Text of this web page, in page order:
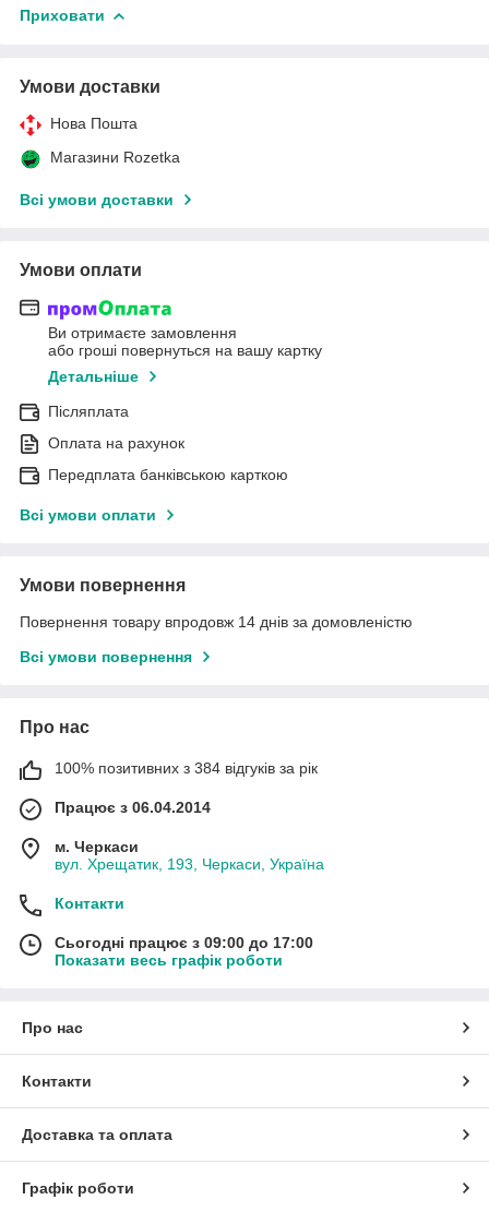
Приховати
Умови доставки
Нова Пошта
Магазини Rozetka
Всі умови доставки
Умови оплати
Ви отримаєте замовлення
або гроші повернуться на вашу картку
Детальніше
Післяплата
Оплата на рахунок
Передплата банківською карткою
Всі умови оплати
Умови повернення
Повернення товару впродовж 14 днів за домовленістю
Всі умови повернення
Про нас
100% позитивних з 384 відгуків за рік
Працює з 06.04.2014
м. Черкаси
вул. Хрещатик, 193, Черкаси, Україна
Контакти
Сьогодні працює з 09:00 до 17:00
Показати весь графік роботи
Про нас
Контакти
Доставка та оплата
Графік роботи